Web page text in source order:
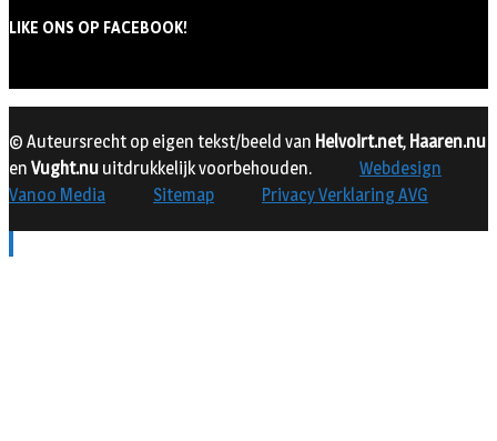
LIKE ONS OP FACEBOOK!
© Auteursrecht op eigen tekst/beeld van Helvoirt.net, Haaren.nu
en Vught.nu uitdrukkelijk voorbehouden.
Webdesign
Vanoo Media
Sitemap Privacy Verklaring AVG